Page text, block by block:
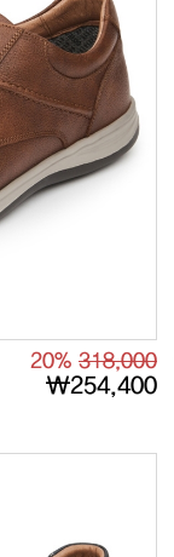
20% 318,000
₩254,400